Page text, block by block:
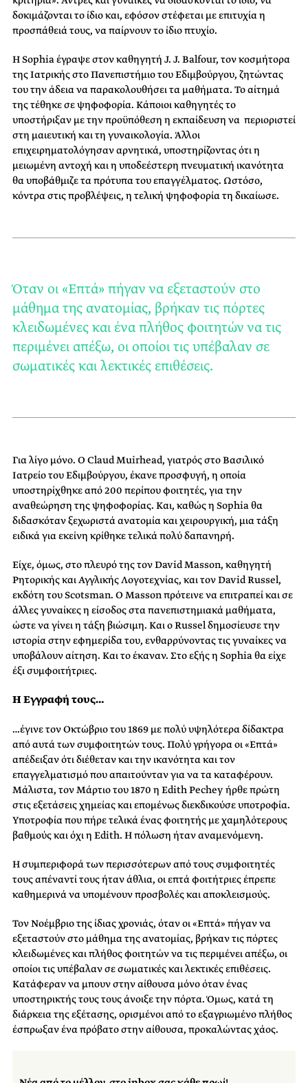
δοκιμάζονται το ίδιο και, εφόσον στέφεται με επιτυχία η
προσπάθειά τους, να παίρνουν το ίδιο πτυχίο.
Η Sophia έγραψε στον καθηγητή J. J. Balfour, τον κοσμήτορα
της Ιατρικής στο Πανεπιστήμιο του Εδιμβούργου, ζητώντας
του την άδεια να παρακολουθήσει τα μαθήματα. Το αίτημά
της τέθηκε σε ψηφοφορία. Κάποιοι καθηγητές το
υποστήριξαν με την προϋπόθεση η εκπαίδευση να περιοριστεί
στη μαιευτική και τη γυναικολογία. Άλλοι
επιχειρηματολόγησαν αρνητικά, υποστηρίζοντας ότι η
μειωμένη αντοχή και η υποδεέστερη πνευματική ικανότητα
θα υποβάθμιζε τα πρότυπα του επαγγέλματος. Ωστόσο,
κόντρα στις προβλέψεις, η τελική ψηφοφορία τη δικαίωσε.
Όταν οι «Επτά» πήγαν να εξεταστούν στο
μάθημα της ανατομίας, βρήκαν τις πόρτες
κλειδωμένες και ένα πλήθος φοιτητών να τις
περιμένει απέξω, οι οποίοι τις υπέβαλαν σε
σωματικές και λεκτικές επιθέσεις.
Για λίγο μόνο. Ο Claud Muirhead, γιατρός στο Βασιλικό
Ιατρείο του Εδιμβούργου, έκανε προσφυγή, η οποία
υποστηρίχθηκε από 200 περίπου φοιτητές, για την
αναθεώρηση της ψηφοφορίας. Και, καθώς η Sophia θα
διδασκόταν ξεχωριστά ανατομία και χειρουργική, μια τάξη
ειδικά για εκείνη κρίθηκε τελικά πολύ δαπανηρή.
Είχε, όμως, στο πλευρό της τον David Masson, καθηγητή
Ρητορικής και Αγγλικής Λογοτεχνίας, και τον David Russel,
εκδότη του Scotsman. Ο Masson πρότεινε να επιτραπεί και σε
άλλες γυναίκες η είσοδος στα πανεπιστημιακά μαθήματα,
ώστε να γίνει η τάξη βιώσιμη. Και ο Russel δημοσίευσε την
ιστορία στην εφημερίδα του, ενθαρρύνοντας τις γυναίκες να
υποβάλουν αίτηση. Και το έκαναν. Στο εξής η Sophia θα είχε
έξι συμφοιτήτριες.
Η Εγγραφή τους…
…έγινε τον Οκτώβριο του 1869 με πολύ υψηλότερα δίδακτρα
από αυτά των συμφοιτητών τους. Πολύ γρήγορα οι «Επτά»
απέδειξαν ότι διέθεταν και την ικανότητα και τον
επαγγελματισμό που απαιτούνταν για να τα καταφέρουν.
Μάλιστα, τον Μάρτιο του 1870 η Edith Pechey ήρθε πρώτη
στις εξετάσεις χημείας και επομένως διεκδικούσε υποτροφία.
Υποτροφία που πήρε τελικά ένας φοιτητής με χαμηλότερους
βαθμούς και όχι η Edith. Η πόλωση ήταν αναμενόμενη.
Η συμπεριφορά των περισσότερων από τους συμφοιτητές
τους απέναντί τους ήταν άθλια, οι επτά φοιτήτριες έπρεπε
καθημερινά να υπομένουν προσβολές και αποκλεισμούς.
Τον Νοέμβριο της ίδιας χρονιάς, όταν οι «Επτά» πήγαν να
εξεταστούν στο μάθημα της ανατομίας, βρήκαν τις πόρτες
κλειδωμένες και πλήθος φοιτητών να τις περιμένει απέξω, οι
οποίοι τις υπέβαλαν σε σωματικές και λεκτικές επιθέσεις.
Κατάφεραν να μπουν στην αίθουσα μόνο όταν ένας
υποστηρικτής τους τους άνοιξε την πόρτα. Όμως, κατά τη
διάρκεια της εξέτασης, ορισμένοι από το εξαγριωμένο πλήθος
έσπρωξαν ένα πρόβατο στην αίθουσα, προκαλώντας χάος.